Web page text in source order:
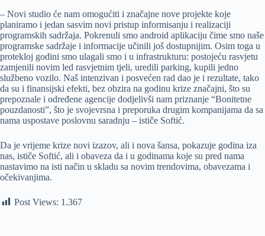
– Novi studio će nam omogućiti i značajne nove projekte koje
planiramo i jedan sasvim novi pristup informisanju i realizaciji
programskih sadržaja. Pokrenuli smo android aplikaciju čime smo naše
programske sadržaje i informacije učinili još dostupnijim. Osim toga u
protekloj godini smo ulagali smo i u infrastrukturu: postojeću rasvjetu
zamjenili novim led rasvjetnim tjeli, uredili parking, kupili jedno
službeno vozilo. Naš intenzivan i posvećen rad dao je i rezultate, tako
da su i finansijski efekti, bez obzira na godinu krize značajni, što su
prepoznale i određene agencije dodjelivši nam priznanje “Bonitetne
pouzdanosti”, što je svojevrsna i preporuka drugim kompanijama da sa
nama uspostave poslovnu saradnju – ističe Softić.
Da je vrijeme krize novi izazov, ali i nova šansa, pokazuje godina iza
nas, ističe Softić, ali i obaveza da i u godinama koje su pred nama
nastavimo na isti način u skladu sa novim trendovima, obavezama i
očekivanjima.
Post Views: 1.367